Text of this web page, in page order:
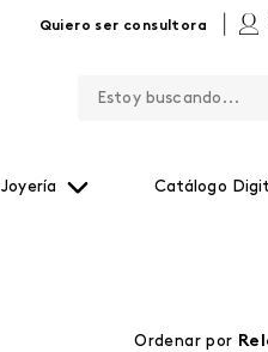
Quiero ser consultora
Joyería Catálogo
Ordenar por